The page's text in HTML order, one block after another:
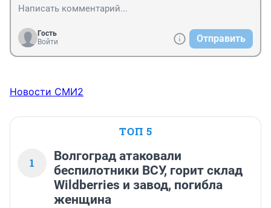
Гость
Войти
Отправить
Новости СМИ2
ТОП 5
1
Волгоград атаковали
беспилотники ВСУ, горит склад
Wildberries и завод, погибла
женщина